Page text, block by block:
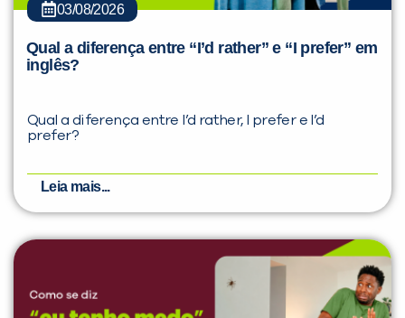
03/08/2026
Qual a diferença entre “I’d rather” e “I prefer” em
inglês?
Qual a diferença entre I’d rather, I prefer e I’d
prefer?
Leia mais...